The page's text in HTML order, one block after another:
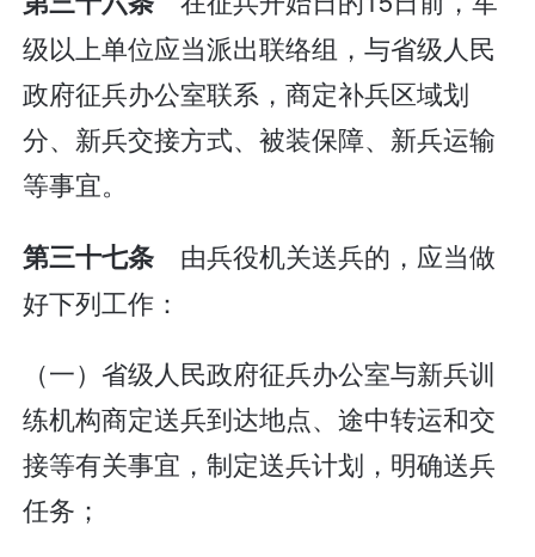
级以上单位应当派出联络组，与省级人民
政府征兵办公室联系，商定补兵区域划
分、新兵交接方式、被装保障、新兵运输
等事宜。
第三十七条 由兵役机关送兵的，应当做
好下列工作：
（一）省级人民政府征兵办公室与新兵训
练机构商定送兵到达地点、途中转运和交
接等有关事宜，制定送兵计划，明确送兵
任务；